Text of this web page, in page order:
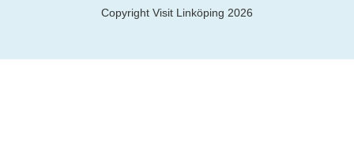
Copyright Visit Linköping 2026